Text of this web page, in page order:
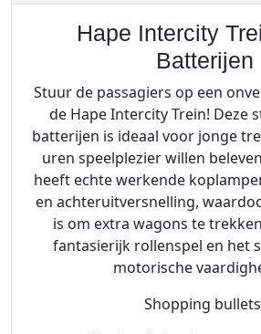
Hape Intercity
Batterijen
Stuur de passagiers op een
de Hape Intercity Trein! Deze
batterijen is ideaal voor jonge
uren speelplezier willen
heeft echte werkende
en achteruitversnelling,
is om extra wagons te
fantasierijk rollenspel en het
motorische
Shopping